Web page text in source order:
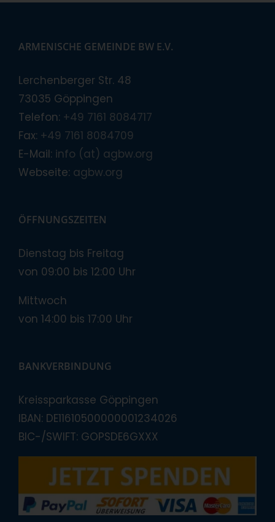
ARMENISCHE GEMEINDE BW E.V.
Lerchenberger Str. 48
73035 Göppingen
Telefon: +49 7161 8084717
Fax: +49 7161 8084709
E-Mail: info (at) agbw.org
Webseite: agbw.org
ÖFFNUNGSZEITEN
Dienstag bis Freitag
von 09:00 bis 12:00 Uhr
Mittwoch
von 14:00 bis 17:00 Uhr
BANKVERBINDUNG
Kreissparkasse Göppingen
IBAN: DE11610500000001234026
BIC-/SWIFT: GOPSDE6GXXX